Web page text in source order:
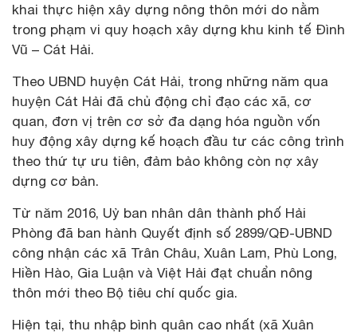
khai thực hiện xây dựng nông thôn mới do nằm
trong phạm vi quy hoạch xây dựng khu kinh tế Đình
Vũ – Cát Hải.
Theo UBND huyện Cát Hải, trong những năm qua
huyện Cát Hải đã chủ động chỉ đạo các xã, cơ
quan, đơn vị trên cơ sở đa dạng hóa nguồn vốn
huy động xây dựng kế hoạch đầu tư các công trình
theo thứ tự ưu tiên, đảm bảo không còn nợ xây
dựng cơ bản.
Từ năm 2016, Uỷ ban nhân dân thành phố Hải
Phòng đã ban hành Quyết định số 2899/QĐ-UBND
công nhận các xã Trân Châu, Xuân Lam, Phù Long,
Hiền Hào, Gia Luận và Việt Hải đạt chuẩn nông
thôn mới theo Bộ tiêu chí quốc gia.
Hiện tại, thu nhập bình quân cao nhất (xã Xuân